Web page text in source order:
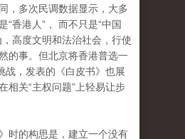
，多次民调数据显示，大多
“香港人”， 而不只是“中国
，高度文明和法治社会，行使
的事。但北京将香港普选一
战，发表的《白皮书》也展
相关“主权问题”上轻易让步
时的构思是，建立一个没有